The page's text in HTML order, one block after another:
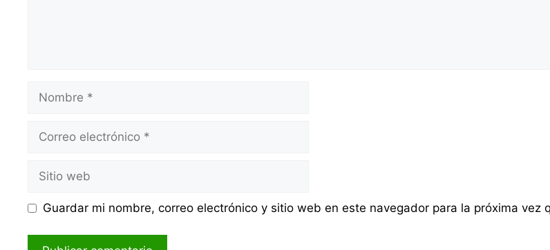
Nombre
Correo
Sitio
web
Guardar mi nombre, correo electrónico y sitio web en este navegador para la próxima vez